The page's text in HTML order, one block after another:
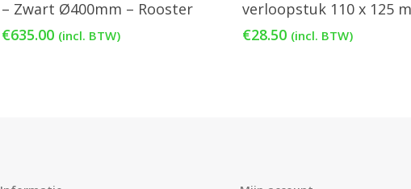
– Zwart Ø400mm – Rooster
€635.00 (incl. BTW)
verloopstuk 110 x 125
€28.50 (incl. BTW)